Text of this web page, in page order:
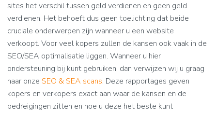
sites het verschil tussen geld verdienen en geen geld
verdienen. Het behoeft dus geen toelichting dat beide
cruciale onderwerpen zijn wanneer u een website
verkoopt. Voor veel kopers zullen de kansen ook vaak in de
SEO/SEA optimalisatie liggen. Wanneer u hier
ondersteuning bij kunt gebruiken, dan verwijzen wij u graag
naar onze SEO & SEA scans. Deze rapportages geven
kopers en verkopers exact aan waar de kansen en de
bedreigingen zitten en hoe u deze het beste kunt